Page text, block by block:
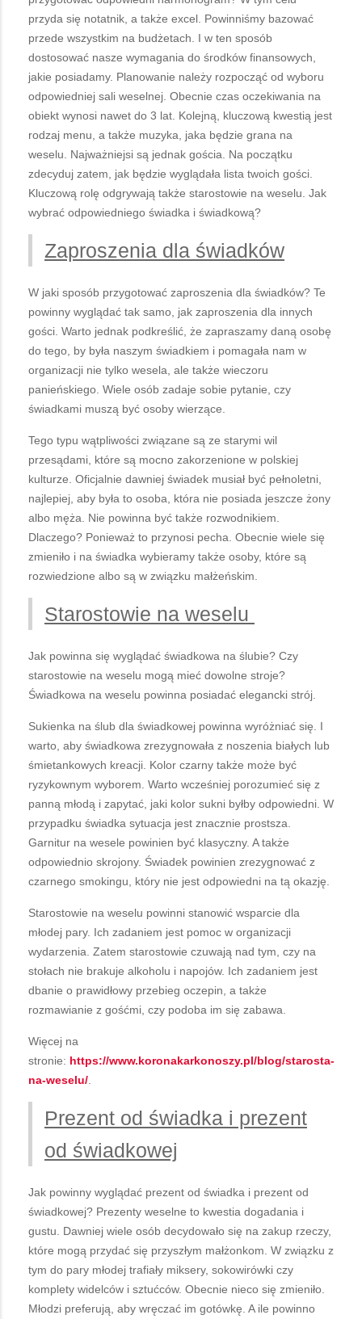
przyda się notatnik, a także excel. Powinniśmy bazować
przede wszystkim na budżetach. I w ten sposób
dostosować nasze wymagania do środków finansowych,
jakie posiadamy. Planowanie należy rozpocząć od wyboru
odpowiedniej sali weselnej. Obecnie czas oczekiwania na
obiekt wynosi nawet do 3 lat. Kolejną, kluczową kwestią jest
rodzaj menu, a także muzyka, jaka będzie grana na
weselu. Najważniejsi są jednak gościa. Na początku
zdecyduj zatem, jak będzie wyglądała lista twoich gości.
Kluczową rolę odgrywają także starostowie na weselu. Jak
wybrać odpowiedniego świadka i świadkową?
Zaproszenia dla świadków
W jaki sposób przygotować zaproszenia dla świadków? Te
powinny wyglądać tak samo, jak zaproszenia dla innych
gości. Warto jednak podkreślić, że zapraszamy daną osobę
do tego, by była naszym świadkiem i pomagała nam w
organizacji nie tylko wesela, ale także wieczoru
panieńskiego. Wiele osób zadaje sobie pytanie, czy
świadkami muszą być osoby wierzące.
Tego typu wątpliwości związane są ze starymi wil
przesądami, które są mocno zakorzenione w polskiej
kulturze. Oficjalnie dawniej świadek musiał być pełnoletni,
najlepiej, aby była to osoba, która nie posiada jeszcze żony
albo męża. Nie powinna być także rozwodnikiem.
Dlaczego? Ponieważ to przynosi pecha. Obecnie wiele się
zmieniło i na świadka wybieramy także osoby, które są
rozwiedzione albo są w związku małżeńskim.
Starostowie na weselu
Jak powinna się wyglądać świadkowa na ślubie? Czy
starostowie na weselu mogą mieć dowolne stroje?
Świadkowa na weselu powinna posiadać elegancki strój.
Sukienka na ślub dla świadkowej powinna wyróżniać się. I
warto, aby świadkowa zrezygnowała z noszenia białych lub
śmietankowych kreacji. Kolor czarny także może być
ryzykownym wyborem. Warto wcześniej porozumieć się z
panną młodą i zapytać, jaki kolor sukni byłby odpowiedni. W
przypadku świadka sytuacja jest znacznie prostsza.
Garnitur na wesele powinien być klasyczny. A także
odpowiednio skrojony. Świadek powinien zrezygnować z
czarnego smokingu, który nie jest odpowiedni na tą okazję.
Starostowie na weselu powinni stanowić wsparcie dla
młodej pary. Ich zadaniem jest pomoc w organizacji
wydarzenia. Zatem starostowie czuwają nad tym, czy na
stołach nie brakuje alkoholu i napojów. Ich zadaniem jest
dbanie o prawidłowy przebieg oczepin, a także
rozmawianie z gośćmi, czy podoba im się zabawa.
Więcej na
stronie: https://www.koronakarkonoszy.pl/blog/starosta-
na-weselu/
Prezent od świadka i prezent
od świadkowej
Jak powinny wyglądać prezent od świadka i prezent od
świadkowej? Prezenty weselne to kwestia dogadania i
gustu. Dawniej wiele osób decydowało się na zakup rzeczy,
które mogą przydać się przyszłym małżonkom. W związku z
tym do pary młodej trafiały miksery, sokowirówki czy
komplety widelców i sztućców. Obecnie nieco się zmieniło.
Młodzi preferują, aby wręczać im gotówkę. A ile powinno